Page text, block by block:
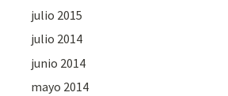
julio 2015
julio 2014
junio 2014
mayo 2014